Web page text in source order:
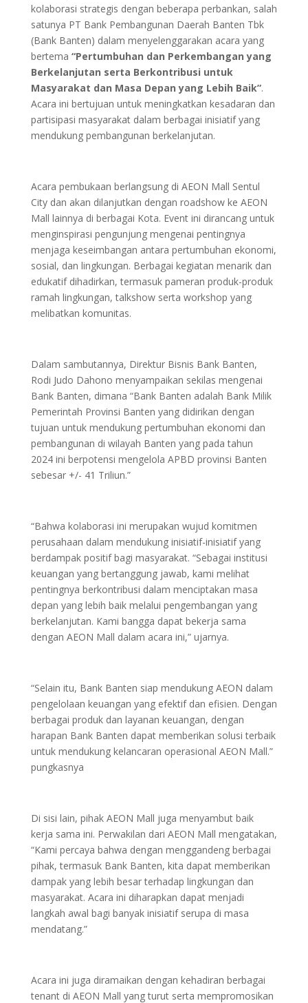
kolaborasi strategis dengan beberapa perbankan, salah
satunya PT Bank Pembangunan Daerah Banten Tbk
(Bank Banten) dalam menyelenggarakan acara yang
bertema “Pertumbuhan dan Perkembangan yang
Berkelanjutan serta Berkontribusi untuk
Masyarakat dan Masa Depan yang Lebih Baik”.
Acara ini bertujuan untuk meningkatkan kesadaran dan
partisipasi masyarakat dalam berbagai inisiatif yang
mendukung pembangunan berkelanjutan.
Acara pembukaan berlangsung di AEON Mall Sentul
City dan akan dilanjutkan dengan roadshow ke AEON
Mall lainnya di berbagai Kota. Event ini dirancang untuk
menginspirasi pengunjung mengenai pentingnya
menjaga keseimbangan antara pertumbuhan ekonomi,
sosial, dan lingkungan. Berbagai kegiatan menarik dan
edukatif dihadirkan, termasuk pameran produk-produk
ramah lingkungan, talkshow serta workshop yang
melibatkan komunitas.
Dalam sambutannya, Direktur Bisnis Bank Banten,
Rodi Judo Dahono menyampaikan sekilas mengenai
Bank Banten, dimana “Bank Banten adalah Bank Milik
Pemerintah Provinsi Banten yang didirikan dengan
tujuan untuk mendukung pertumbuhan ekonomi dan
pembangunan di wilayah Banten yang pada tahun
2024 ini berpotensi mengelola APBD provinsi Banten
sebesar +/- 41 Triliun.”
“Bahwa kolaborasi ini merupakan wujud komitmen
perusahaan dalam mendukung inisiatif-inisiatif yang
berdampak positif bagi masyarakat. “Sebagai institusi
keuangan yang bertanggung jawab, kami melihat
pentingnya berkontribusi dalam menciptakan masa
depan yang lebih baik melalui pengembangan yang
berkelanjutan. Kami bangga dapat bekerja sama
dengan AEON Mall dalam acara ini,” ujarnya.
“Selain itu, Bank Banten siap mendukung AEON dalam
pengelolaan keuangan yang efektif dan efisien. Dengan
berbagai produk dan layanan keuangan, dengan
harapan Bank Banten dapat memberikan solusi terbaik
untuk mendukung kelancaran operasional AEON Mall.”
pungkasnya
Di sisi lain, pihak AEON Mall juga menyambut baik
kerja sama ini. Perwakilan dari AEON Mall mengatakan,
“Kami percaya bahwa dengan menggandeng berbagai
pihak, termasuk Bank Banten, kita dapat memberikan
dampak yang lebih besar terhadap lingkungan dan
masyarakat. Acara ini diharapkan dapat menjadi
langkah awal bagi banyak inisiatif serupa di masa
mendatang.”
Acara ini juga diramaikan dengan kehadiran berbagai
tenant di AEON Mall yang turut serta mempromosikan